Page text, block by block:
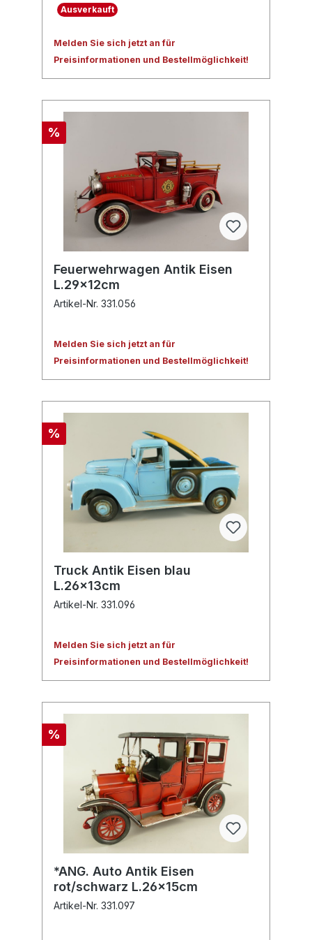
Ausverkauft
Melden Sie sich jetzt an für
Preisinformationen und Bestellmöglichkeit!
%
Feuerwehrwagen Antik Eisen
L.29x12cm
Artikel-Nr. 331.056
Melden Sie sich jetzt an für
Preisinformationen und Bestellmöglichkeit!
%
Truck Antik Eisen blau
L.26x13cm
Artikel-Nr. 331.096
Melden Sie sich jetzt an für
Preisinformationen und Bestellmöglichkeit!
%
*ANG. Auto Antik Eisen
rot/schwarz L.26x15cm
Artikel-Nr. 331.097